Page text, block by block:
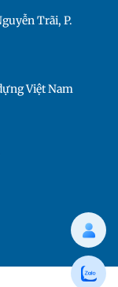
Trãi, P.
Việt Nam